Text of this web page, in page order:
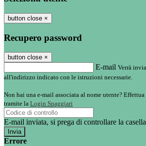
button close ×
Recupero password
button close ×
E-mail Verrà
all'indirizzo indicato con le istruzioni necessarie.
Non hai una e-mail associata al nome utente?
tramite la Login Spaggiari
E-mail inviata, si prega di controllare la
Errore